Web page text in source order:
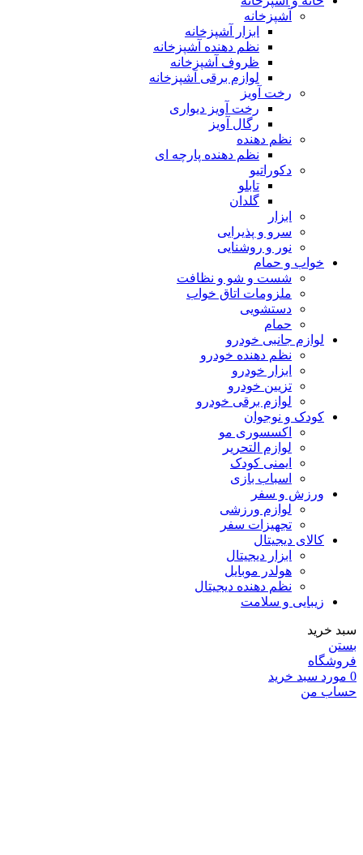
آشپزخانه
ابزار آشپزخانه
نظم دهنده آشپزخانه
ظروف آشپزخانه
لوازم برقی آشپزخانه
رخت آویز
رخت آویز دیواری
رگال آویز
نظم دهنده
نظم دهنده پارچه ای
دکوراتیو
تابلو
گلدان
ابزار
سرو و پذیرایی
نور و روشنایی
خواب و حمام
شست و شو و نظافت
ملزومات اتاق خواب
دستشویی
حمام
لوازم جانبی خودرو
نظم دهنده خودرو
ابزار خودرو
تزیین خودرو
لوازم برقی خودرو
کودک و نوجوان
اکسسوری مو
لوازم التحریر
ایمنی کودک
اسباب بازی
ورزش و سفر
لوازم ورزشی
تجهیزات سفر
کالای دیجیتال
ابزار دیجیتال
هولدر موبایل
نظم دهنده دیجیتال
زیبایی و سلامت
سبد خرید
بستن
فروشگاه
0 مورد سبد خرید
حساب من